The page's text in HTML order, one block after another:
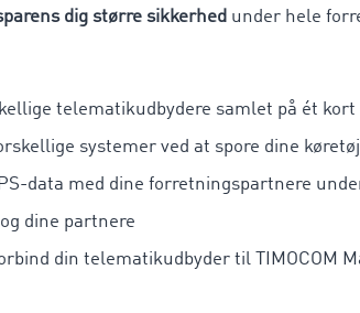
dig større sikkerhed under hele
telematikudbydere samlet på ét kort
systemer ved at spore dine
data med dine forretningspartnere
dine partnere
din telematikudbyder til TIMOCOM